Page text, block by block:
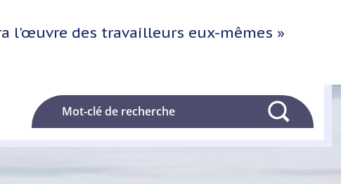
l'œuvre des travailleurs eux-mêmes »
Rechercher